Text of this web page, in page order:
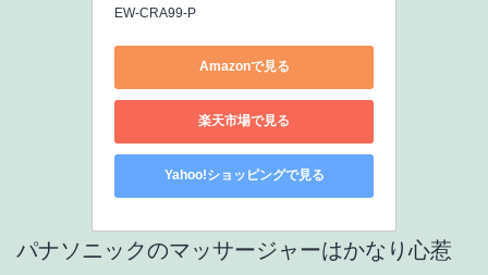
EW-CRA99-P
Amazonで見る
楽天市場で見る
Yahoo!ショッピングで見る
パナソニックのマッサージャーはかなり心惹